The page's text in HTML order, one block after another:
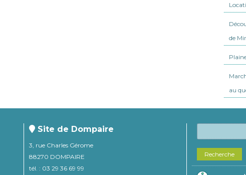
de
au
Site de Dompaire
3, rue Charles Gérome
88270 DOMPAIRE
tél. : 03 29 36 69 99
Recherche